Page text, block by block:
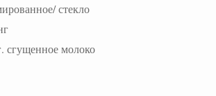
стекло
сгущенное молоко